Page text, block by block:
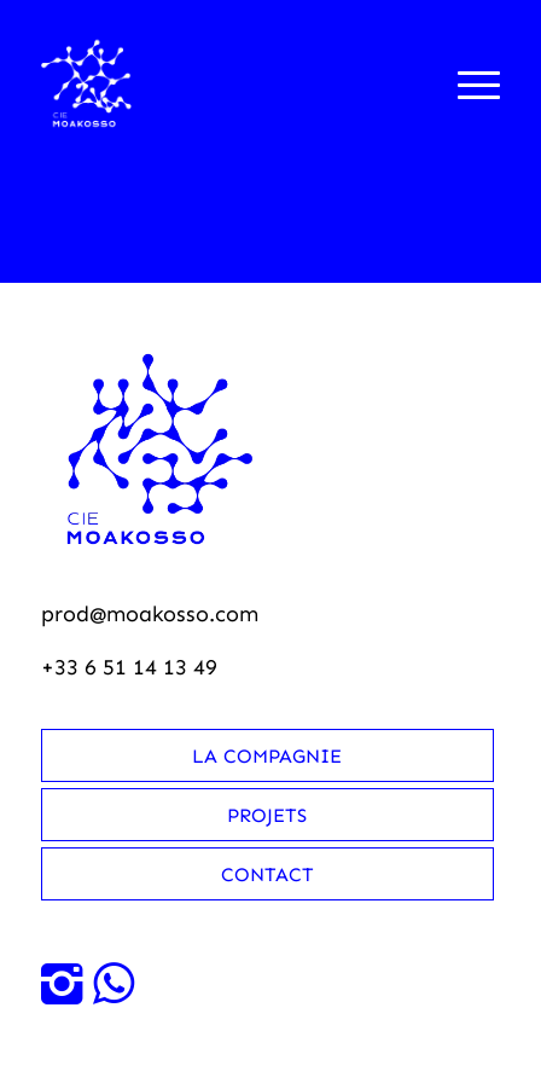
prod@moakosso.com
+33 6 51 14 13 49
LA COMPAGNIE
PROJETS
CONTACT